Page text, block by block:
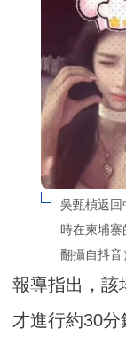
吳甄楨返回
時在柬埔
翻攝自抖音
報導指出，該
才進行約30